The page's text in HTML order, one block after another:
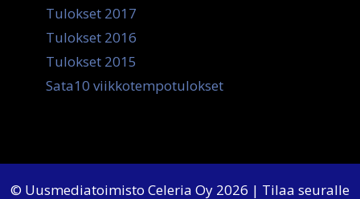
Tulokset 2017
Tulokset 2016
Tulokset 2015
Sata10 viikkotempotulokset
© Uusmediatoimisto Celeria Oy 2026 | Tilaa seuralle